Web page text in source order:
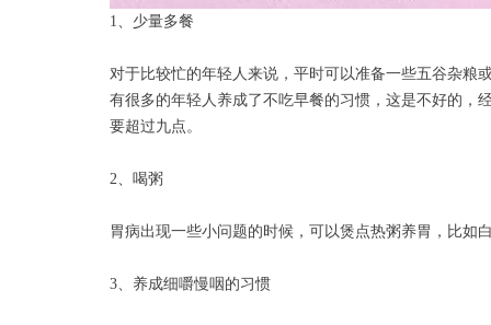
1、少量多餐
对于比较忙的年轻人来说，平时可以准备一些五谷杂粮
有很多的年轻人养成了不吃早餐的习惯，这是不好的，
要超过九点。
2、喝粥
胃病出现一些小问题的时候，可以煲点热粥养胃，比如
3、养成细嚼慢咽的习惯